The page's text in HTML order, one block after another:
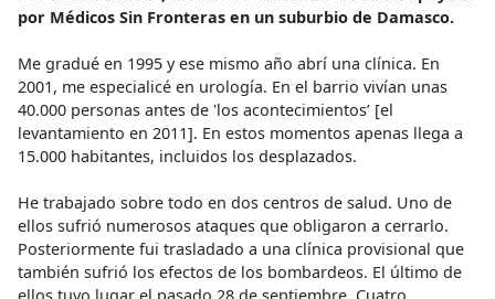
por Médicos Sin Fronteras en un suburbio de Damasco.
Me gradué en 1995 y ese mismo año abrí una clínica. En
2001, me especialicé en urología. En el barrio vivían unas
40.000 personas antes de 'los acontecimientos’ [el
levantamiento en 2011]. En estos momentos apenas llega a
15.000 habitantes, incluidos los desplazados.
He trabajado sobre todo en dos centros de salud. Uno de
ellos sufrió numerosos ataques que obligaron a cerrarlo.
Posteriormente fui trasladado a una clínica provisional que
también sufrió los efectos de los bombardeos. El último de